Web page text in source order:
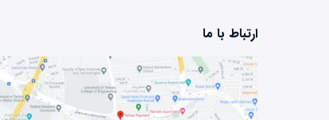
ارتباط با ما